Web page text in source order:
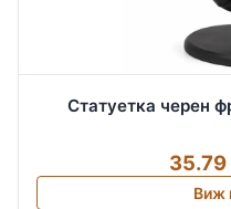
Статуетка черен
35.79
Виж